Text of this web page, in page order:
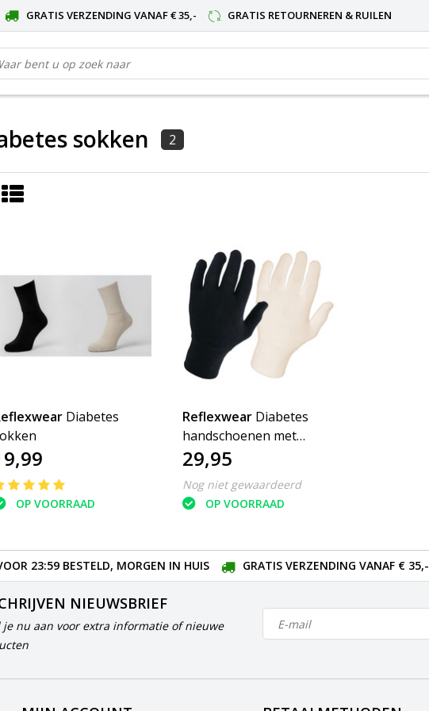
GRATIS VERZENDING VANAF € 35,- GRATIS RETOURNEREN & RUILEN
sokken 2
Diabetes
OP VOORRAAD
Reflexwear Diabetes
handschoenen met
vingertop
29,95
Nog niet gewaardeerd
OP VOORRAAD
23:59 BESTELD, MORGEN IN HUIS GRATIS VERZENDING VANAF € 35,-
NIEUWSBRIEF
je nu aan voor extra informatie of nieuwe